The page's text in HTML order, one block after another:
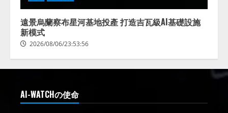
遠景烏蘭察布星河基地投產 打造吉瓦級AI基礎設施
新模式
2026/08/06/23:53:56
AI-WATCHの使命